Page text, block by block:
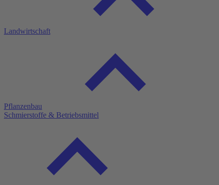
Landwirtschaft
Pflanzenbau
Schmierstoffe & Betriebsmittel